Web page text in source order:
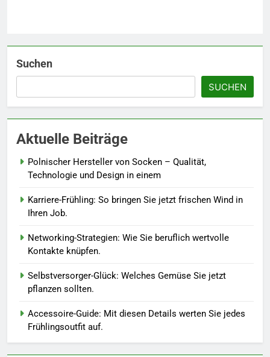
Suchen
SUCHEN
Aktuelle Beiträge
Polnischer Hersteller von Socken – Qualität,
Technologie und Design in einem
Karriere-Frühling: So bringen Sie jetzt frischen Wind in
Ihren Job.
Networking-Strategien: Wie Sie beruflich wertvolle
Kontakte knüpfen.
Selbstversorger-Glück: Welches Gemüse Sie jetzt
pflanzen sollten.
Accessoire-Guide: Mit diesen Details werten Sie jedes
Frühlingsoutfit auf.
Sie Bienen und Schmetterlinge
Berufliche Neuorientierung: Mut
zum Quereinstieg in der neuen
Saison.
LEBENSSTIL
8
So kombinieren Sie Pastelltöne
1
Socken – Qualität, Technologie
2